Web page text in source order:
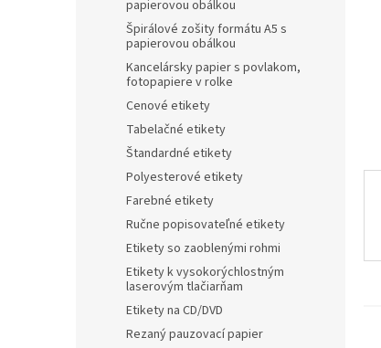
papierovou obálkou
Špirálové zošity formátu A5 s
papierovou obálkou
Kancelársky papier s povlakom,
fotopapiere v rolke
Cenové etikety
Tabelačné etikety
Štandardné etikety
Polyesterové etikety
Farebné etikety
Ručne popisovateľné etikety
Etikety so zaoblenými rohmi
Etikety k vysokorýchlostným
laserovým tlačiarňam
Etikety na CD/DVD
Rezaný pauzovací papier